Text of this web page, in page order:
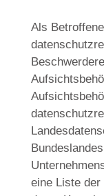
Als
eine Liste